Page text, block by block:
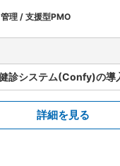
理 / 支援型PMO
診システム(Confy)の導
詳細を見る